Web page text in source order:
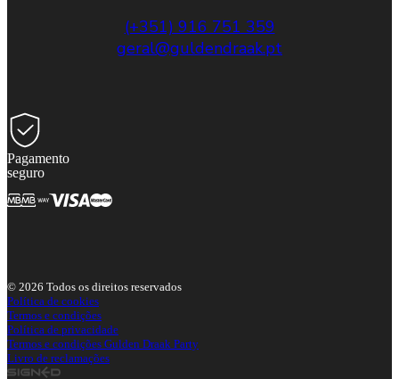
(+351) 916 751 359
geral@guldendraak.pt
Pagamento
seguro
© 2026 Todos os direitos reservados
Política de cookies
Termos e condições
Política de privacidade
Termos e condições Gulden Draak Party
Livro de reclamações